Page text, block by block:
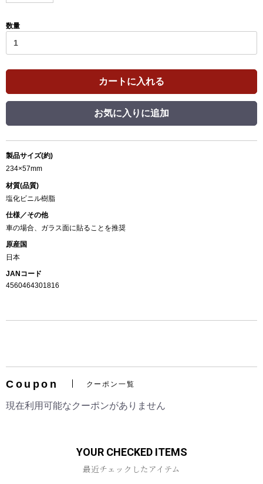
数量
カートに入れる
お買い物を続ける
お気に入りに追加
製品サイズ(約)
234×57mm
材質(品質)
塩化ビニル樹脂
仕様／その他
車の場合、ガラス面に貼ることを推奨
原産国
日本
JANコード
4560464301816
Coupon クーポン一覧
現在利用可能なクーポンがありません
YOUR CHECKED ITEMS
最近チェックしたアイテム